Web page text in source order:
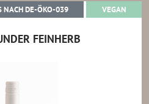
NACH DE-ÖKO-039BIO-ERZEUGNIS NACH
VEGAN
FEINHERB